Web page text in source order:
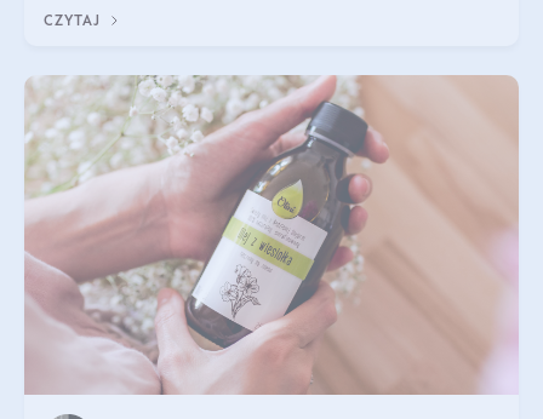
bariera hydrolipidowa.
CZYTAJ